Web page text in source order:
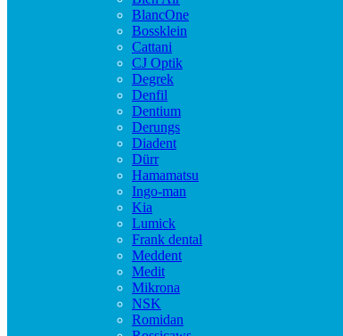
BlancOne
Bossklein
Cattani
CJ Optik
Degrek
Denfil
Dentium
Derungs
Diadent
Dürr
Hamamatsu
Ingo-man
Kia
Lumick
Frank dental
Meddent
Medit
Mikrona
NSK
Romidan